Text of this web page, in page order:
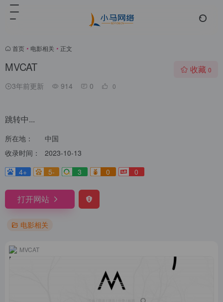
首页 • 电影相关 • 正文
MVCAT
3年前更新 914 0 0
收藏 0
跳转中...
所在地：
中国
收录时间：
2023-10-13
4+
5- 3 0 0
打开网站
电影相关
MVCAT